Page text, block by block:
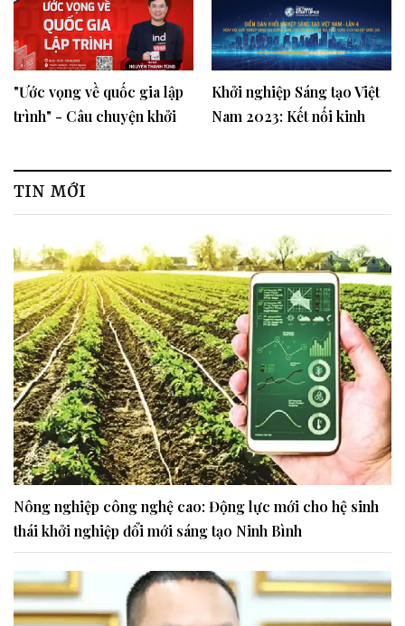
"Ước vọng về quốc gia lập
trình" - Câu chuyện khởi
Khởi nghiệp Sáng tạo Việt
Nam 2023: Kết nối kinh
cho doanh nghiệp vượt qua
TIN MỚI
Nông nghiệp công nghệ cao: Động lực mới cho hệ sinh
thái khởi nghiệp đổi mới sáng tạo Ninh Bình